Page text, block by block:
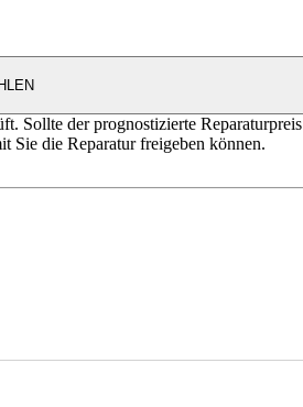
Sollte der prognostizierte Reparaturpreis
Sie die Reparatur freigeben können.